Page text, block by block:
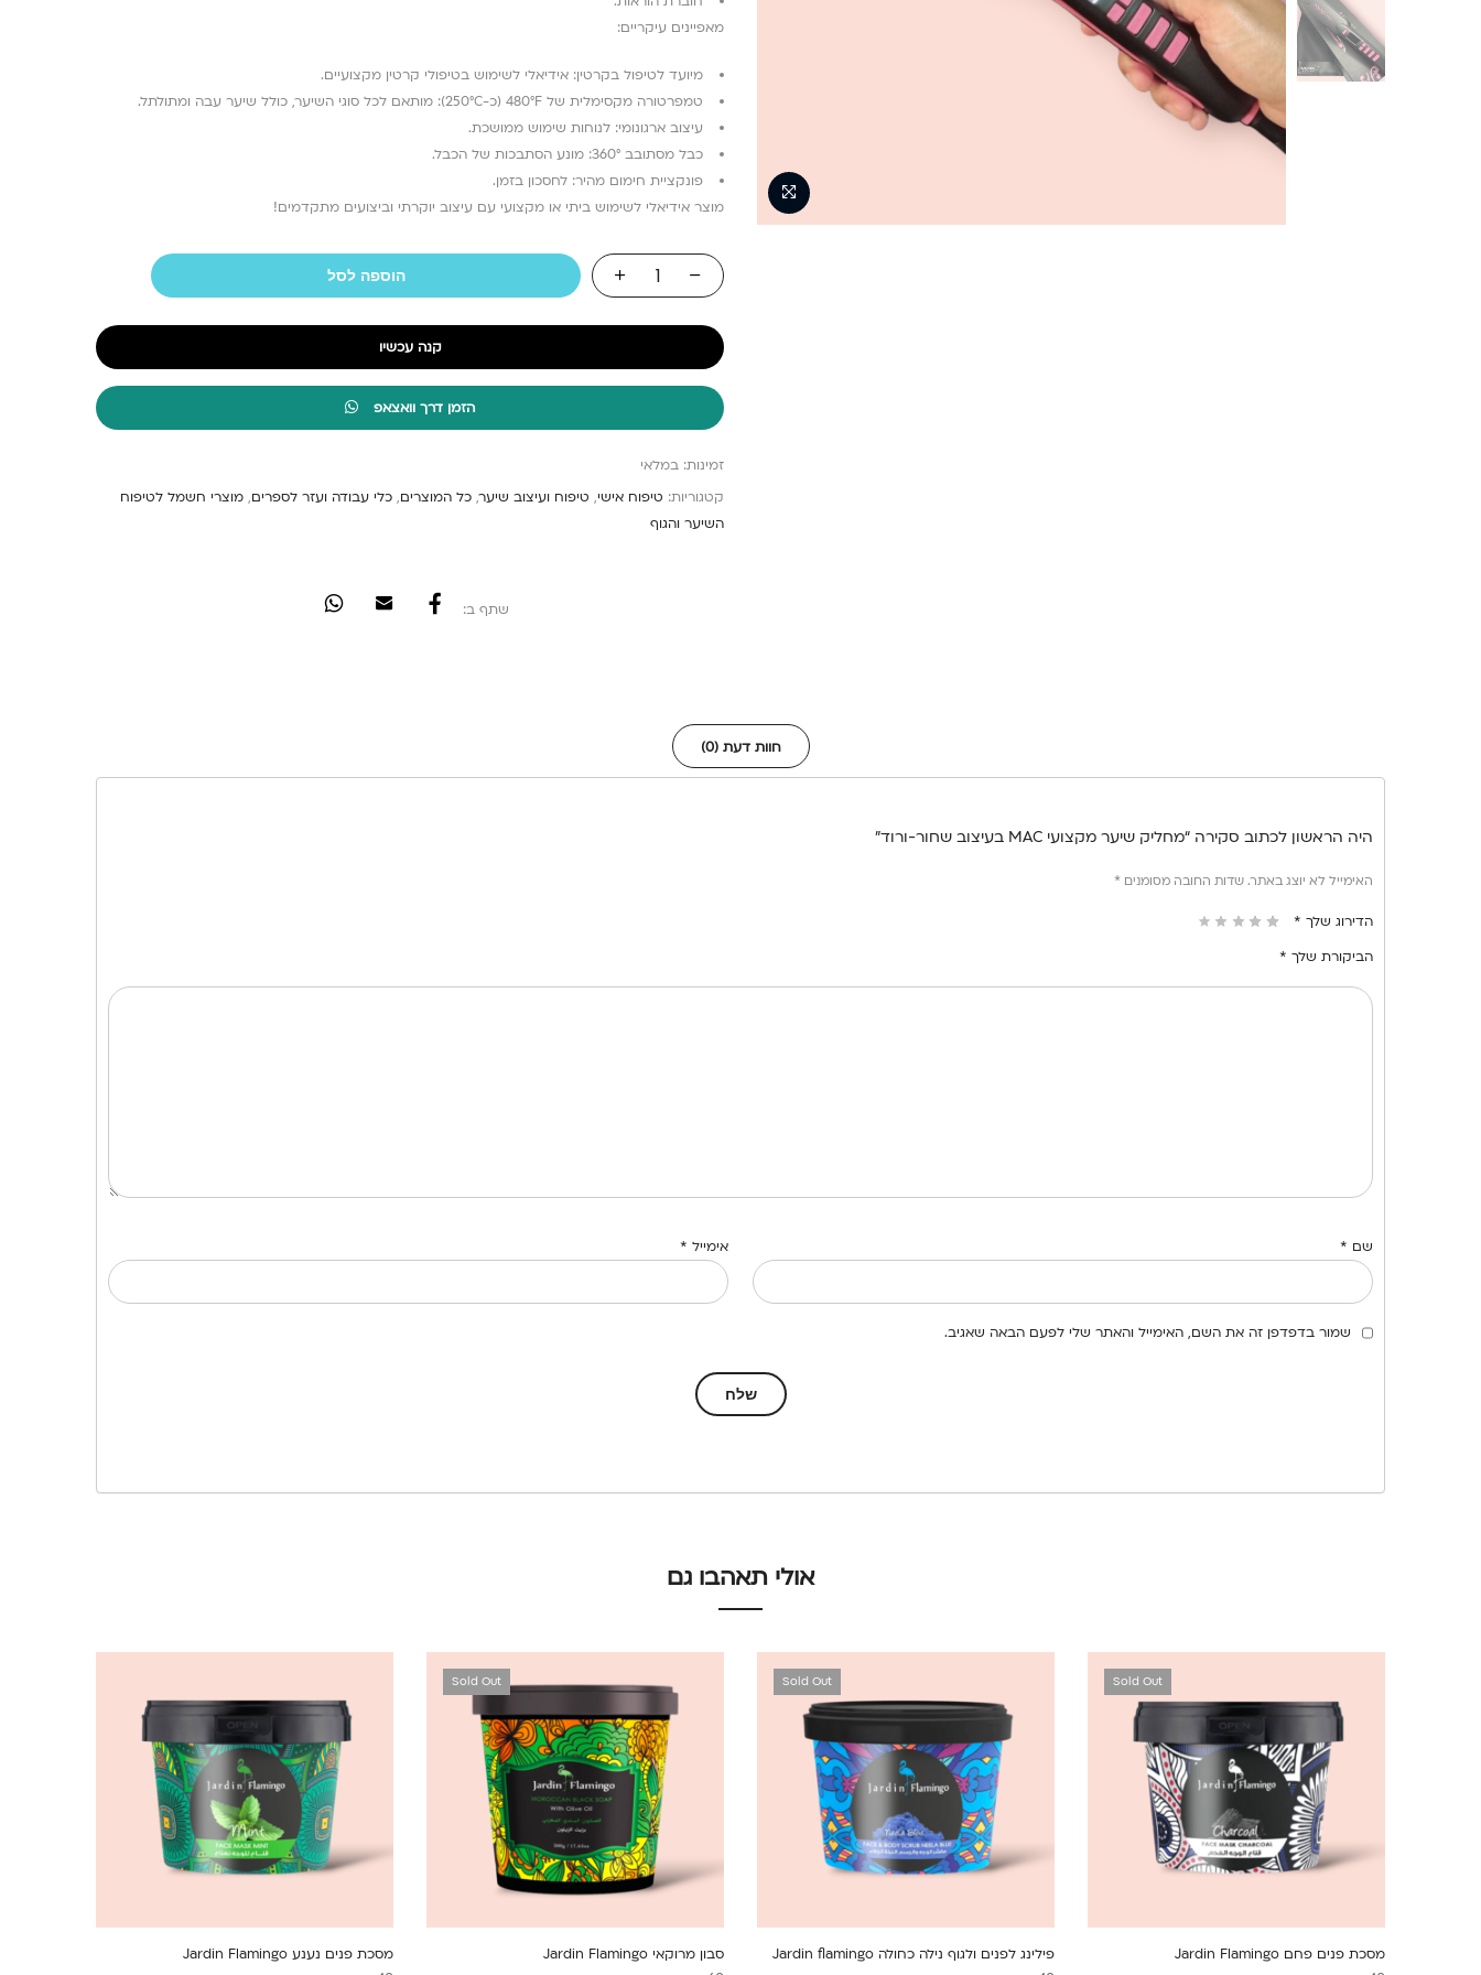
מאפיינים עיקריים:
מיועד לטיפול בקרטין: אידיאלי לשימוש בטיפולי קרטין מקצועיים.
טמפרטורה מקסימלית של 480°F (כ-250°C): מותאם לכל סוגי השיער, כולל שיער עבה ומתולתל.
עיצוב ארגונומי: לנוחות שימוש ממושכת.
כבל מסתובב 360°: מונע הסתבכות של הכבל.
פונקציית חימום מהיר: לחסכון בזמן.
מוצר אידיאלי לשימוש ביתי או מקצועי עם עיצוב יוקרתי וביצועים מתקדמים!
הוספה לסל
קנה עכשיו
הזמן דרך וואצאפ
זמינות: במלאי
קטגוריות: טיפוח אישי, טיפוח ועיצוב שיער, כל המוצרים, כלי עבודה ועזר לספרים, מוצרי חשמל לטיפוח
השיער והגוף
שתף ב:
חוות דעת (0)
היה הראשון לכתוב סקירה “מחליק שיער מקצועי MAC בעיצוב שחור-ורוד”
האימייל לא יוצג באתר. שדות החובה מסומנים *
הדירוג שלך *
הביקורת שלך *
שם * אימייל *
שמור בדפדפן זה את השם, האימייל והאתר שלי לפעם הבאה שאגיב.
אולי תאהבו גם
Sold Out
מסכת פנים פחם Jardin Flamingo
Sold Out
פילינג לפנים ולגוף נילה כחולה Jardin flamingo
Sold Out
סבון מרוקאי Jardin Flamingo
מסכת פנים נענע Jardin Flamingo